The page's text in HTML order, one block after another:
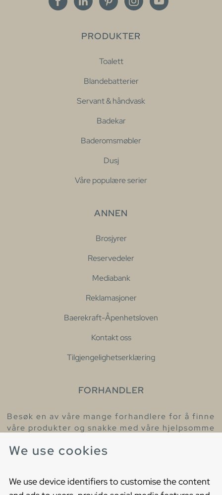
We use cookies
We use device identifiers to customise the content
PRODUKTER
Toalett
Blandebatterier
Servant & håndvask
Badekar
Baderomsmøbler
Dusj
Våre populære serier
ANNEN
Brosjyrer
Reservedeler
Mediabank
Reklamasjoner
Baerekraft-Åpenhetsloven
Kontakt oss
Tilgjengelighetserklæring
FORHANDLER
Besøk en av våre mange forhandlere for å finne
våre produkter og snakke med våre hjelpsomme